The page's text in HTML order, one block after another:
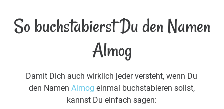
So buchstabierst Du den Namen
Almog
Damit Dich auch wirklich jeder versteht, wenn Du
den Namen Almog einmal buchstabieren sollst,
kannst Du einfach sagen: